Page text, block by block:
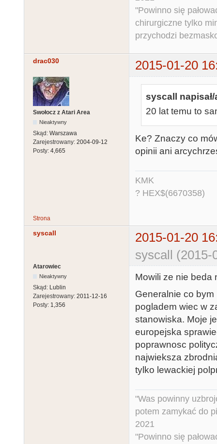
"Powinno się
chirurgiczne tylko
przychodzi
drac030 2015-01-20
Swołocz z Atari Area
Nieaktywny
Skąd: Warszawa
Zarejestrowany: 2004-09-12
Posty: 4,665
syscall napisał/
20 lat temu to
Ke? Znaczy co
opinii ani
KMK
? HEX$(6670358)
Strona
syscall
2015-01-20
syscall (2015-
Atarowiec
Nieaktywny
Skąd: Lublin
Zarejestrowany: 2011-12-16
Posty: 1,356
Mowili ze nie beda
Generalnie co
pogladem wiec w
stanowiska. Moje
europejska
poprawnosc
najwieksza
tylko lewackiej
"Was powinny
potem zamykać do
2021
"Powinno się